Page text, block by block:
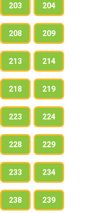
203 204
208 209
213 214
218 219
223 224
228 229
233 234
238 239